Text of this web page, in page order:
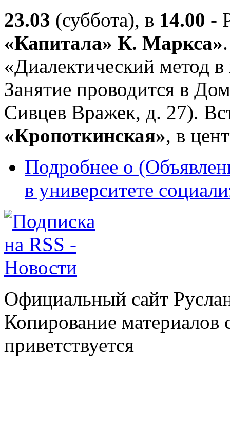
23.03 (суббота), в 14.00 -
«Капитала» К. Маркса»
«Диалектический метод
Занятие проводится в
Сивцев Вражек, д. 27).
«Кропоткинская», в
Подробнее о
в университете
Официальный сайт
Копирование материалов
приветствуется